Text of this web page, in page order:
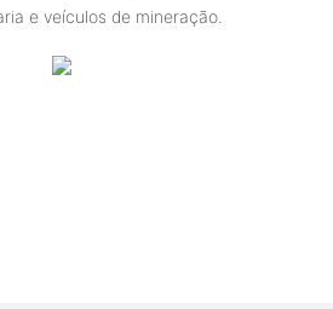
e veículos de mineração.